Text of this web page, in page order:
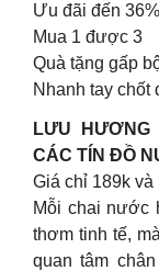
Ưu đãi đến 36%
Mua 1 được 3
Quà tặng gấp
Nhanh tay chốt
LƯU
CÁC TÍN ĐỒ
Giá chỉ 189k và
Mỗi chai nước
thơm tinh tế,
quan tâm